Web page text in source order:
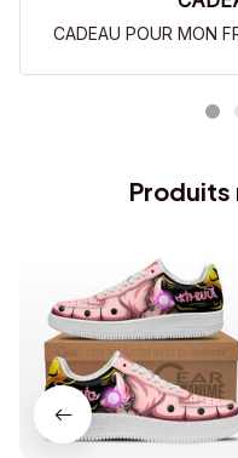
CADEAU POUR MON
Produits